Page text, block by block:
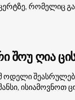
რომელიც
შოუ ღია
ოდელი
ისიამოვნოთ